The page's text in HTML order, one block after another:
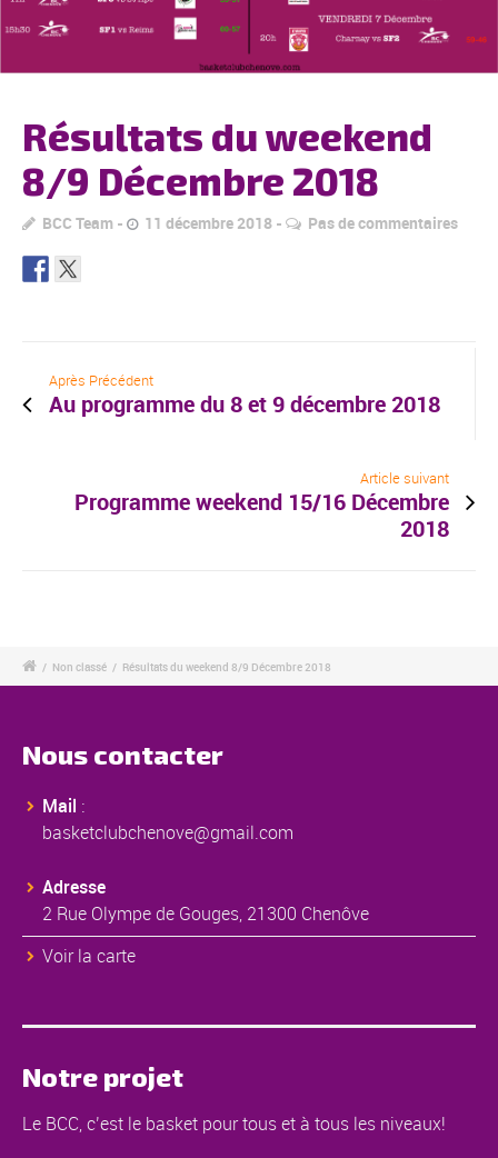
Résultats du weekend
8/9 Décembre 2018
BCC Team 11 décembre 2018 Pas de commentaires
Après Précédent
Au programme du 8 et 9 décembre 2018
Article suivant
Programme weekend 15/16 Décembre
2018
/ Non classé / Résultats du weekend 8/9 Décembre 2018
Nous contacter
Mail :
basketclubchenove@gmail.com
Adresse
2 Rue Olympe de Gouges, 21300 Chenôve
Voir la carte
Notre projet
Le BCC, c’est le basket pour tous et à tous les niveaux!